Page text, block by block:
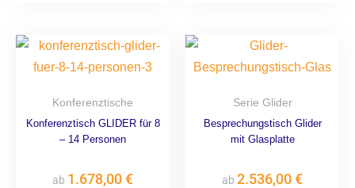
Konferenztische
Konferenztisch GLIDER für 8
– 14 Personen
ab 1.678,00€
Serie Glider
Besprechungstisch Glider
mit Glasplatte
ab 2.536,00€